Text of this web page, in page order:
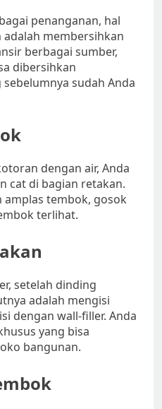
penanganan, hal
membersihkan
berbagai sumber,
dibersihkan
sudah Anda
dengan air, Anda
cat di bagian retakan.
amplas tembok, gosok
terlihat.
setelah dinding
adalah mengisi
dengan wall-filler. Anda
yang bisa
bangunan.